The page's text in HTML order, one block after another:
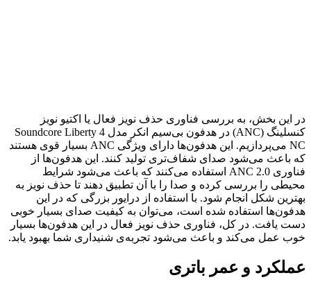
در این بخش، به بررسی فناوری حذف نویز فعال یا اکتیو نویز
کنسلینگ (ANC) در هدفون بی‌سیم انکر مدل Soundcore Liberty 4
NC می‌پردازیم. این هدفون‌ها دارای ویژگی ANC بسیار قوی هستند
که باعث می‌شود صدای شفاف‌تری تولید کنند. این هدفون‌ها از
فناوری ANC 2.0 استفاده می‌کنند که باعث می‌شود شرایط
محیطی را بررسی کرده و صدا را با آن تطبیق دهند تا حذف نویز به
بهترین شکل انجام شود. با استفاده از درایور بزرگی که در این
هدفون‌ها استفاده شده است، می‌توان به کیفیت صدای بسیار خوبی
دست یافت. در کل، فناوری حذف نویز فعال در این هدفون‌ها بسیار
خوب عمل می‌کند و باعث می‌شود تجربه‌ی شنیداری شما بهبود یابد.
عملکرد و عمر باتری